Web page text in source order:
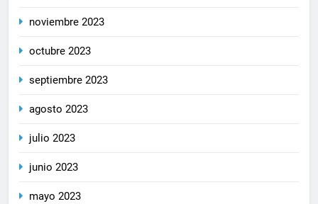
noviembre 2023
octubre 2023
septiembre 2023
agosto 2023
julio 2023
junio 2023
mayo 2023